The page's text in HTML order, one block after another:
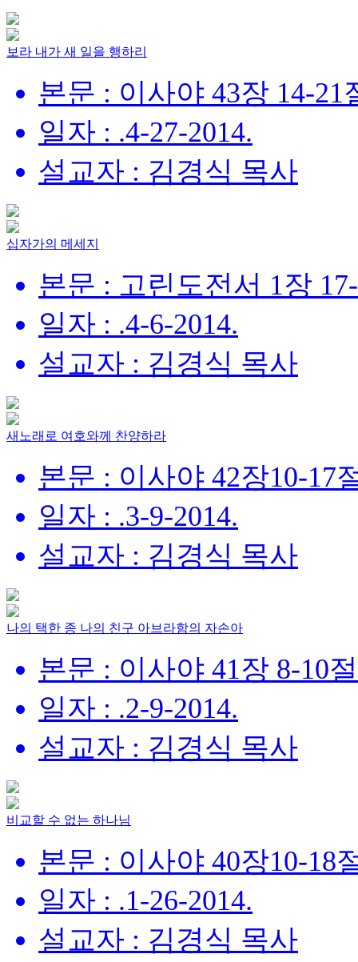
보라 내가 새 일을 행하리
본문 : 이사야 43장 14-21
일자 : .4-27-2014.
설교자 : 김경식 목사
십자가의 메세지
본문 : 고린도전서 1장
일자 : .4-6-2014.
설교자 : 김경식 목사
새노래로 여호와께 찬양하라
본문 : 이사야 42장10-17
일자 : .3-9-2014.
설교자 : 김경식 목사
나의 택한 종 나의 친구 아브라함의 자손아
본문 : 이사야 41장 8-10절
일자 : .2-9-2014.
설교자 : 김경식 목사
비교할 수 없는 하나님
본문 : 이사야 40장10-18
일자 : .1-26-2014.
설교자 : 김경식 목사